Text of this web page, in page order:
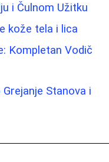
i Čulnom Užitku
kože tela i lica
Kompletan Vodič
Stanova i